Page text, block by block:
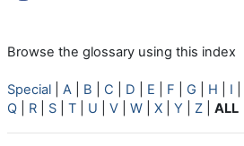
Browse the glossary using this index
Special A B C D E F G H I
Q
R S T U V W X Y Z ALL